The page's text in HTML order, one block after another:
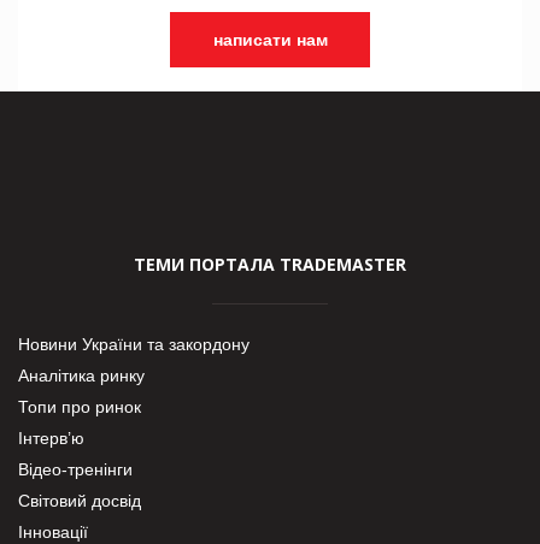
написати нам
ТЕМИ ПОРТАЛА TRADEMASTER
Новини України та закордону
Аналітика ринку
Топи про ринок
Інтерв’ю
Відео-тренінги
Світовий досвід
Інновації